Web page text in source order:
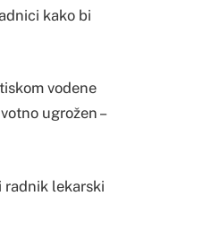
kako bi
vodene
ugrožen –
radnik lekarski